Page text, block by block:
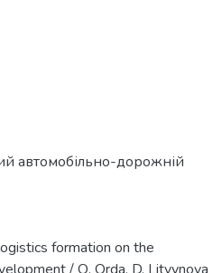
автомобільно-дорожній
formation on the